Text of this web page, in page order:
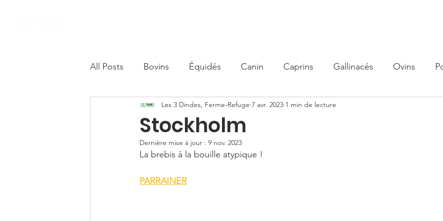
All Posts Bovins Équidés Canin Caprins Gallinacés Ovins
Camélidés
Stockholm
Les 3 Dindes, Ferme-Refuge 7 avr. 2023 1 min de lecture
Dernière mise à jour : 9 nov. 2023
La brebis à la bouille atypique !
PARRAINER